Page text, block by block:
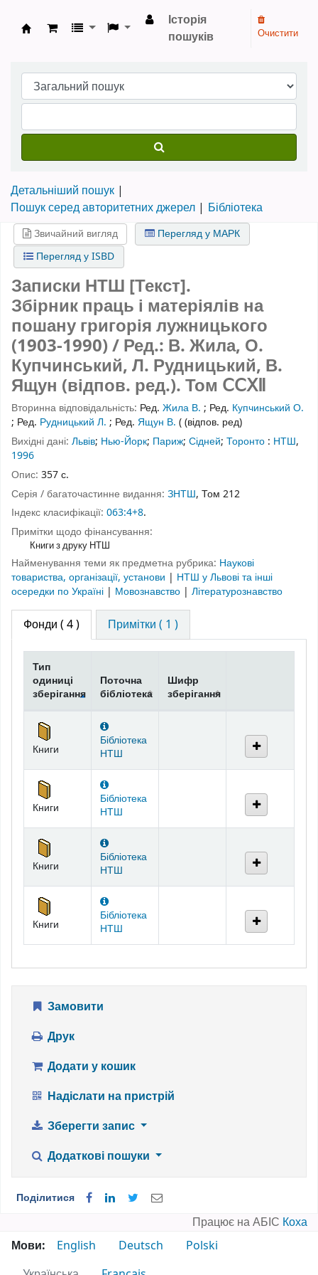
Бібліотека НТШ › Електронний каталог
Історія
пошуків
Очистити
Детальніший пошук
Пошук серед авторитетних джерел
Бібліотека
Звичайний вигляд
Перегляд у МАРК
Перегляд у ISBD
Записки НТШ [Текст].
Збірник праць і матеріялів на
пошану григорія лужницького
(1903-1990) / Ред.: В. Жила, О.
Купчинський, Л. Рудницький, В.
Ящун (відпов. ред.).Том ⅭⅭⅩⅡ
Вторинна відповідальність: Ред. Жила В. ; Ред. Купчинський О.
; Ред. Рудницький Л. ; Ред. Ящун В. ( (відпов. ред)
Вихідні дані: Львів; Нью-Йорк; Париж; Сідней; Торонто : НТШ,
1996
Опис: 357 с.
Серія / багаточастинне видання: ЗНТШ, Том 212
Індекс класифікації: 063:4+8.
Примітки щодо фінансування:
Книги з друку НТШ
Найменування теми як предметна рубрика: Наукові
товариства, організації, установи | НТШ у Львові та інші
осередки по Україні | Мовознавство | Літературознавство
Фонди ( 4 ) Примітки ( 1 )
Фонди
Тип
одиниці
зберігання
Поточна
бібліотека
Шифр
зберігання
Книги
Бібліотека
НТШ
Книги
Бібліотека
НТШ
Книги
Бібліотека
НТШ
Книги
Бібліотека
НТШ
Замовити
Друк
Додати у кошик
Надіслати на пристрій
Зберегти запис
Додаткові пошуки
Поділитися
Працює на АБІС Коха
Мови:
English Deutsch
Polski